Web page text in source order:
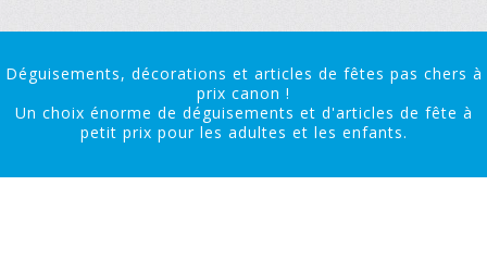
Déguisements, décorations et articles de fêtes pas chers à
prix canon !
Un choix énorme de déguisements et d'articles de fête à
petit prix pour les adultes et les enfants.